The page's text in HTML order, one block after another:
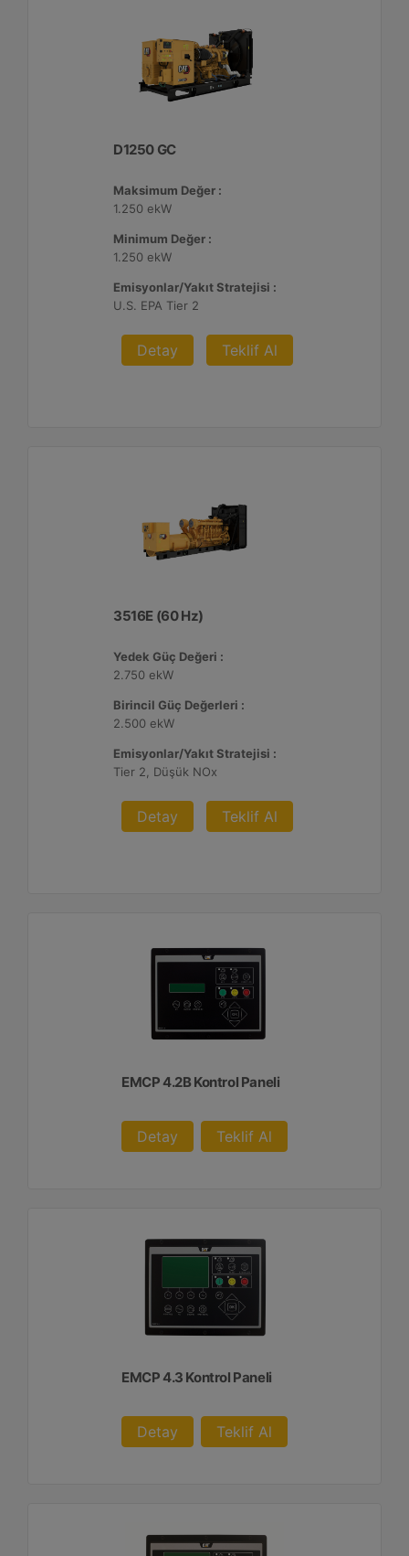
D1250 GC
Maksimum Değer :
1.250 ekW
Minimum Değer :
1.250 ekW
Emisyonlar/Yakıt Stratejisi :
U.S. EPA Tier 2
Detay Teklif Al
3516E (60 Hz)
Yedek Güç Değeri :
2.750 ekW
Birincil Güç Değerleri :
2.500 ekW
Emisyonlar/Yakıt Stratejisi :
Tier 2, Düşük NOx
Detay Teklif Al
EMCP 4.2B Kontrol Paneli
Detay Teklif Al
EMCP 4.3 Kontrol Paneli
Detay Teklif Al